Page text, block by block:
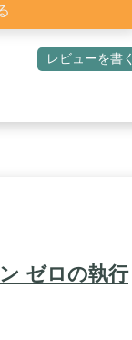
レビューを書
ゼロの執行